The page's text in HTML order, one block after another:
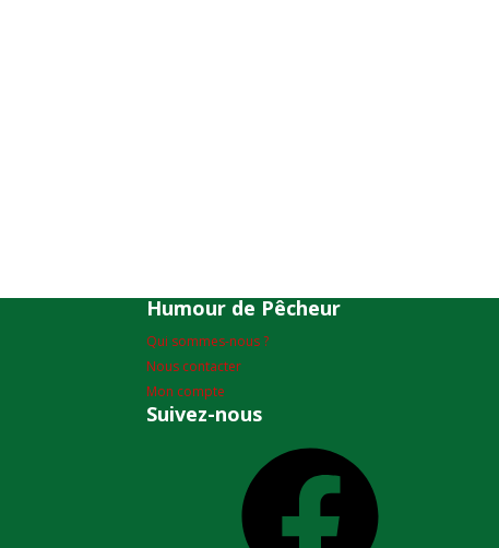
Humour de Pêcheur
Qui sommes-nous ?
Nous contacter
Mon compte
Suivez-nous